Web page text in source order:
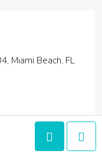
Miami Beach, FL